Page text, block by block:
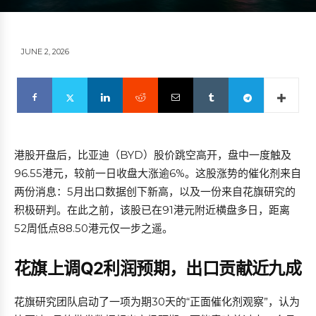
JUNE 2, 2026
港股开盘后，比亚迪（BYD）股价跳空高开，盘中一度触及
96.55港元，较前一日收盘大涨逾6%。这股涨势的催化剂来自
两份消息：5月出口数据创下新高，以及一份来自花旗研究的
积极研判。在此之前，该股已在91港元附近横盘多日，距离
52周低点88.50港元仅一步之遥。
花旗上调Q2利润预期，出口贡献近九成
花旗研究团队启动了一项为期30天的“正面催化剂观察”，认为